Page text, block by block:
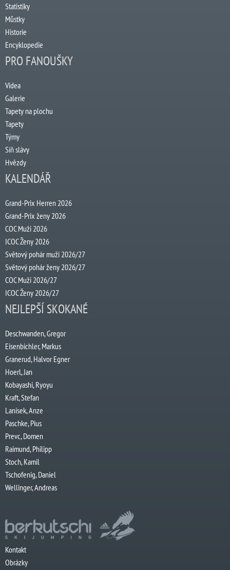
Statistiky
Můstky
Historie
Encyklopedie
PRO FANOUŠKY
Videa
Galerie
Tapety na plochu
Tapety
Týmy
Síň slávy
Hvězdy
KALENDÁŘ
Grand-Prix Herren 2026
Grand-Prix ženy 2026
COC Muži 2026
ICOC Ženy 2026
Světový pohár muži 2026/27
Světový pohár ženy 2026/27
COC Muži 2026/27
ICOC Ženy 2026/27
NEJLEPŠÍ SKOKANÉ
Deschwanden, Gregor
Eisenbichler, Markus
Granerud, Halvor Egner
Hoerl, Jan
Kobayashi, Ryoyu
Kraft, Stefan
Lanisek, Anze
Paschke, Pius
Prevc, Domen
Raimund, Philipp
Stoch, Kamil
Tschofenig, Daniel
Wellinger, Andreas
Kontakt
Obrázky